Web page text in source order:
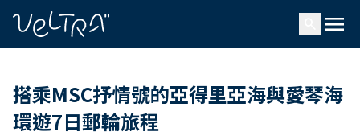
menu
搭乘MSC抒情號的亞得里亞海與愛琴海
環遊7日郵輪旅程